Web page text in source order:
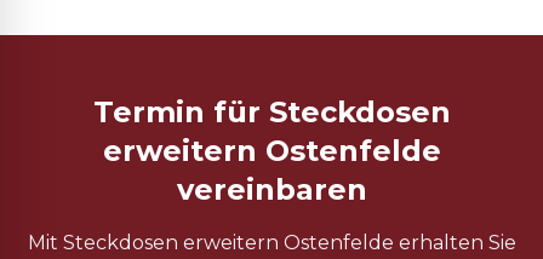
Termin für Steckdosen
erweitern Ostenfelde
vereinbaren
Mit Steckdosen erweitern Ostenfelde erhalten Sie